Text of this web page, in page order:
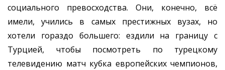
социального превосходства. Они, конечно, всё
имели, учились в самых престижных вузах, но
хотели гораздо большего: ездили на границу с
Турцией, чтобы посмотреть по турецкому
телевидению матч кубка европейских чемпионов,